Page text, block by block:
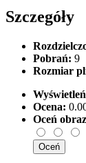
Szczegóły
Pobrań: 9
Rozmiar
Ocena:
Oceń